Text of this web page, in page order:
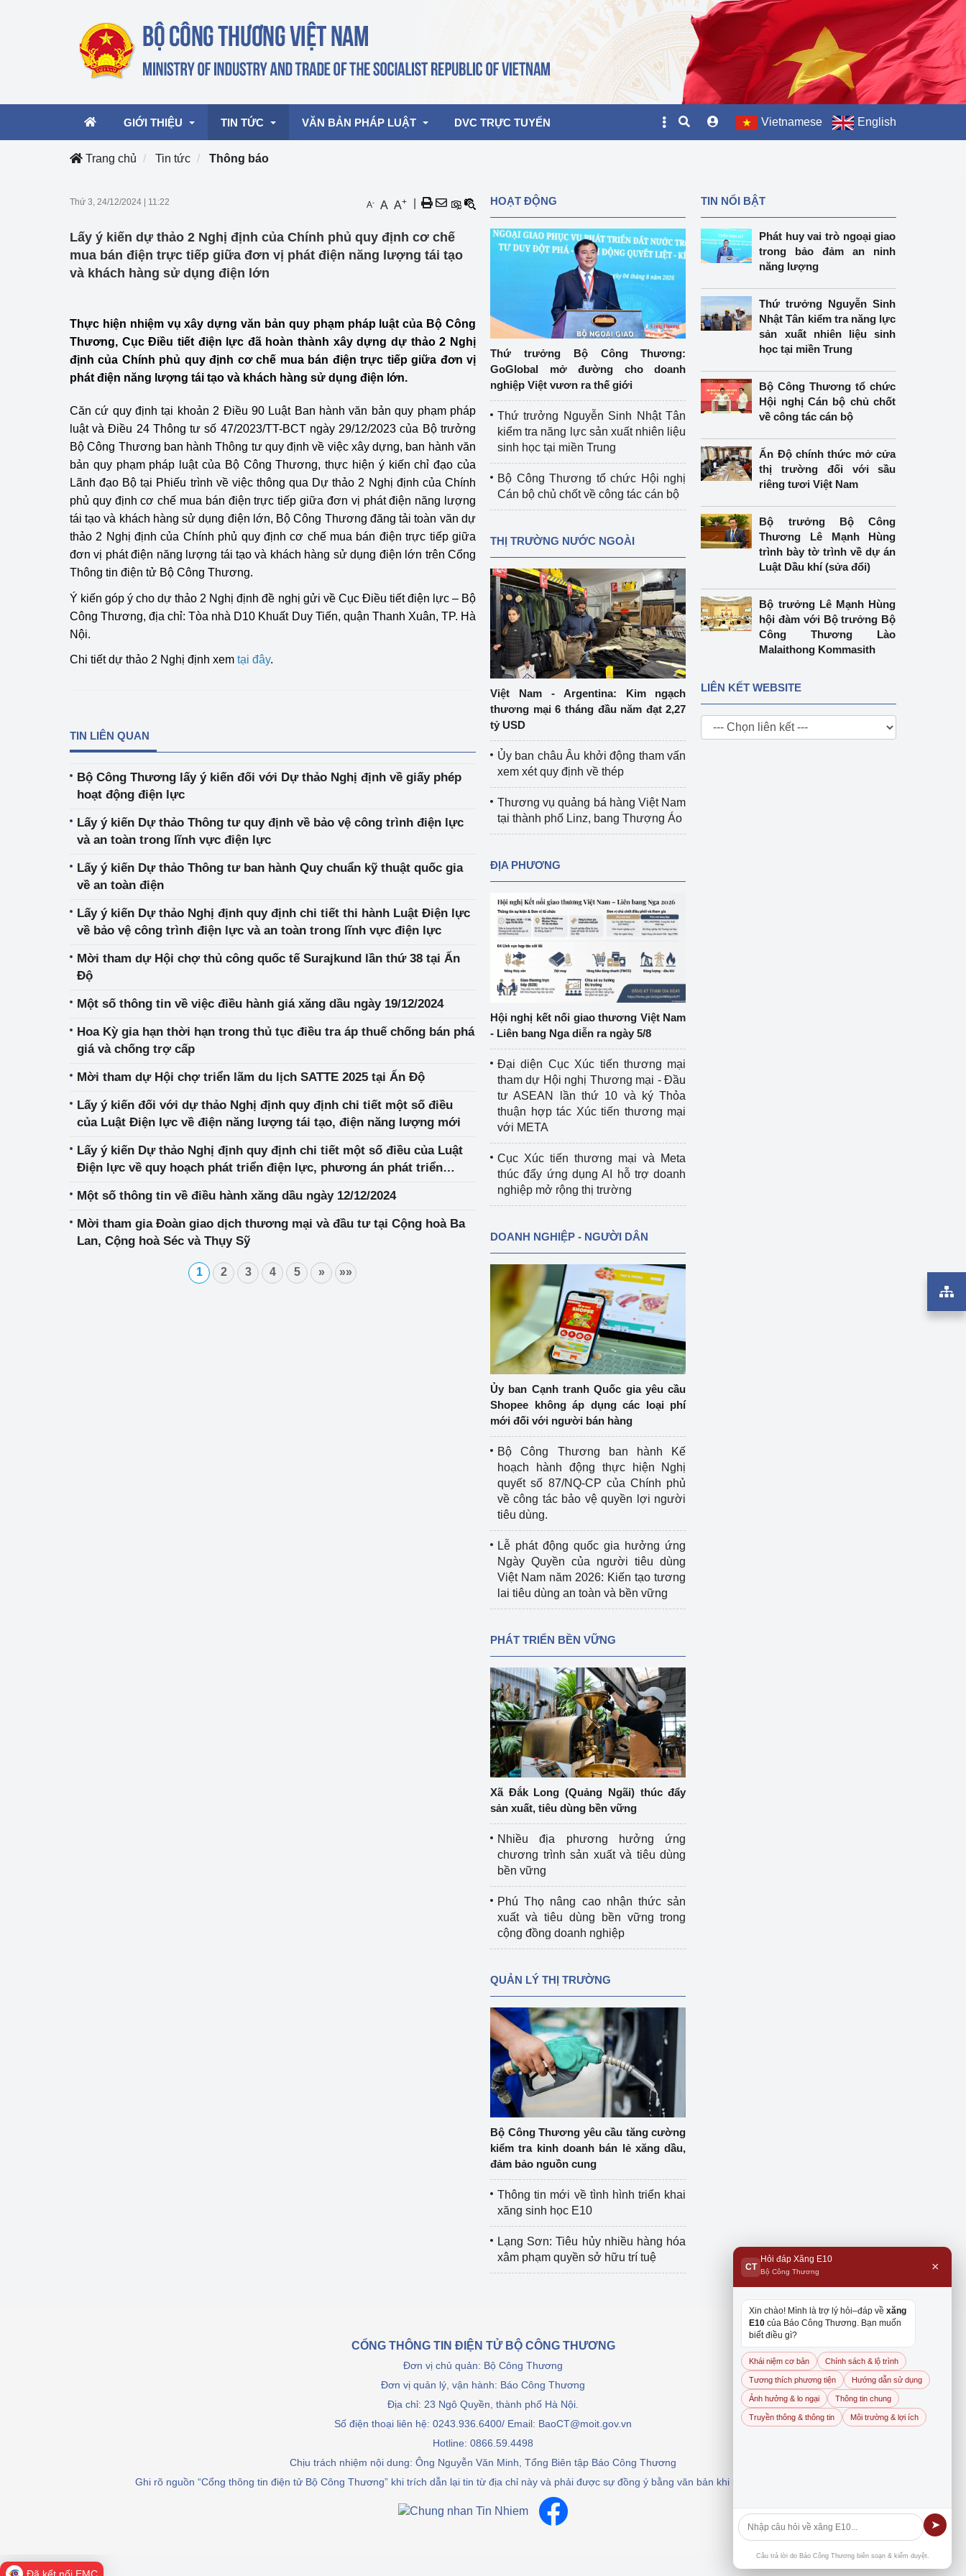
GIỚI THIỆU
Cơ cấu tổ chức
TIN TỨC
Hoạt động của Lãnh đạo Bộ
mại, Dịch vụ Việt Nam 2026
Công Thương 57
Công Thương - Công luận
Họp báo
Thông cáo báo chí
Chuyển đổi số
Bản tin Thị trường Nông Lâm Thủy sản
Phát triển nguồn nhân lực
Phát triển bền vững
Tổ chức kiểm định
Tổ chức kiểm định kỹ thuật an toàn lao
động thuộc thẩm quyền quản lý của
Bộ Công Thương
Tổ chức được cấp GCN đăng ký, hoạt
động kiểm định thiết bị, dụng cụ điện
làm việc ở môi trường không có nguy
hiểm khí, bụi nổ
Cơ sở sản xuất, sửa chữa chai chứa
nghiệp vụ kiểm định kỹ thuật an toàn
Văn hóa ngành Công Thương
Tái cơ cấu ngành Công Thương
Quản lý thị trường
hiệu quả
Văn bản về môi trường
Doanh nghiệp - Người dân
Khu vực miền Nam
Thị trường châu Á – châu Phi
Thị trường châu Âu – châu Mỹ
Thị trường trong nước
Đại hội XIV của Đảng vào cuộc sống
Phát triển công nghiệp Công nghiệp nền tảng
Chính sách
Phát triển năng lượng
VĂN BẢN PHÁP LUẬT
Văn bản hợp nhất
DVC TRỰC TUYẾN Vietnamese English
Trang chủ Tin tức Thông báo
Thứ 3, 24/12/2024 11:22 A- A A+
Lấy ý kiến dự thảo 2 Nghị định của Chính phủ quy định cơ chế
mua bán điện trực tiếp giữa đơn vị phát điện năng lượng tái tạo
và khách hàng sử dụng điện lớn
Thực hiện nhiệm vụ xây dựng văn bản quy phạm pháp luật của Bộ Công
Thương, Cục Điều tiết điện lực đã hoàn thành xây dựng dự thảo 2 Nghị
định của Chính phủ quy định cơ chế mua bán điện trực tiếp giữa đơn vị
phát điện năng lượng tái tạo và khách hàng sử dụng điện lớn.
Căn cứ quy định tại khoản 2 Điều 90 Luật Ban hành văn bản quy phạm pháp
luật và Điều 24 Thông tư số 47/2023/TT-BCT ngày 29/12/2023 của Bộ trưởng
Bộ Công Thương ban hành Thông tư quy định về việc xây dựng, ban hành văn
bản quy phạm pháp luật của Bộ Công Thương, thực hiện ý kiến chỉ đạo của
Lãnh đạo Bộ tại Phiếu trình về việc thông qua Dự thảo 2 Nghị định của Chính
phủ quy định cơ chế mua bán điện trực tiếp giữa đơn vị phát điện năng lượng
tái tạo và khách hàng sử dụng điện lớn, Bộ Công Thương đăng tải toàn văn dự
thảo 2 Nghị định của Chính phủ quy định cơ chế mua bán điện trực tiếp giữa
đơn vị phát điện năng lượng tái tạo và khách hàng sử dụng điện lớn trên Cổng
Thông tin điện tử Bộ Công Thương.
Ý kiến góp ý cho dự thảo 2 Nghị định đề nghị gửi về Cục Điều tiết điện lực – Bộ
Công Thương, địa chỉ: Tòa nhà D10 Khuất Duy Tiến, quận Thanh Xuân, TP. Hà
Nội.
Chi tiết dự thảo 2 Nghị định xem tại đây.
TIN LIÊN QUAN
Bộ Công Thương lấy ý kiến đối với Dự thảo Nghị định về giấy phép
hoạt động điện lực
Lấy ý kiến Dự thảo Thông tư quy định về bảo vệ công trình điện lực
và an toàn trong lĩnh vực điện lực
Lấy ý kiến Dự thảo Thông tư ban hành Quy chuẩn kỹ thuật quốc gia
về an toàn điện
Lấy ý kiến Dự thảo Nghị định quy định chi tiết thi hành Luật Điện lực
về bảo vệ công trình điện lực và an toàn trong lĩnh vực điện lực
Mời tham dự Hội chợ thủ công quốc tế Surajkund lần thứ 38 tại Ấn
Độ
Một số thông tin về việc điều hành giá xăng dầu ngày 19/12/2024
Hoa Kỳ gia hạn thời hạn trong thủ tục điều tra áp thuế chống bán phá
giá và chống trợ cấp
Mời tham dự Hội chợ triển lãm du lịch SATTE 2025 tại Ấn Độ
Lấy ý kiến đối với dự thảo Nghị định quy định chi tiết một số điều
của Luật Điện lực về điện năng lượng tái tạo, điện năng lượng mới
Lấy ý kiến Dự thảo Nghị định quy định chi tiết một số điều của Luật
Điện lực về quy hoạch phát triển điện lực, phương án phát triển
Một số thông tin về điều hành xăng dầu ngày 12/12/2024
Mời tham gia Đoàn giao dịch thương mại và đầu tư tại Cộng hoà Ba
Lan, Cộng hoà Séc và Thụy Sỹ
1 2 3 4 5 » »»
HOẠT ĐỘNG
Thứ trưởng Bộ Công Thương:
GoGlobal mở đường cho doanh
nghiệp Việt vươn ra thế giới
Thứ trưởng Nguyễn Sinh Nhật Tân
kiểm tra năng lực sản xuất nhiên liệu
sinh học tại miền Trung
Bộ Công Thương tổ chức Hội nghị
Cán bộ chủ chốt về công tác cán bộ
THỊ TRƯỜNG NƯỚC NGOÀI
Việt Nam - Argentina: Kim ngạch
thương mại 6 tháng đầu năm đạt 2,27
tỷ USD
Ủy ban châu Âu khởi động tham vấn
xem xét quy định về thép
Thương vụ quảng bá hàng Việt Nam
tại thành phố Linz, bang Thượng Áo
ĐỊA PHƯƠNG
Hội nghị kết nối giao thương Việt Nam
- Liên bang Nga diễn ra ngày 5/8
Đại diện Cục Xúc tiến thương mại
tham dự Hội nghị Thương mại - Đầu
tư ASEAN lần thứ 10 và ký Thỏa
thuận hợp tác Xúc tiến thương mại
với META
Cục Xúc tiến thương mại và Meta
thúc đẩy ứng dụng AI hỗ trợ doanh
nghiệp mở rộng thị trường
DOANH NGHIỆP - NGƯỜI DÂN
Ủy ban Cạnh tranh Quốc gia yêu cầu
Shopee không áp dụng các loại phí
mới đối với người bán hàng
Bộ Công Thương ban hành Kế
hoạch hành động thực hiện Nghị
quyết số 87/NQ-CP của Chính phủ
về công tác bảo vệ quyền lợi người
tiêu dùng.
Lễ phát động quốc gia hưởng ứng
Ngày Quyền của người tiêu dùng
Việt Nam năm 2026: Kiến tạo tương
lai tiêu dùng an toàn và bền vững
PHÁT TRIỂN BỀN VỮNG
Xã Đắk Long (Quảng Ngãi) thúc đẩy
sản xuất, tiêu dùng bền vững
Nhiều địa phương hưởng ứng
chương trình sản xuất và tiêu dùng
bền vững
Phú Thọ nâng cao nhận thức sản
xuất và tiêu dùng bền vững trong
cộng đồng doanh nghiệp
QUẢN LÝ THỊ TRƯỜNG
Bộ Công Thương yêu cầu tăng cường
kiểm tra kinh doanh bán lẻ xăng dầu,
đảm bảo nguồn cung
Thông tin mới về tình hình triển khai
xăng sinh học E10
Lạng Sơn: Tiêu hủy nhiều hàng hóa
xâm phạm quyền sở hữu trí tuệ
TIN NỔI BẬT
Phát huy vai trò ngoại giao
trong bảo đảm an ninh
năng lượng
Thứ trưởng Nguyễn Sinh
Nhật Tân kiểm tra năng lực
sản xuất nhiên liệu sinh
học tại miền Trung
Bộ Công Thương tổ chức
Hội nghị Cán bộ chủ chốt
về công tác cán bộ
Ấn Độ chính thức mở cửa
thị trường đối với sầu
riêng tươi Việt Nam
Bộ trưởng Bộ Công
Thương Lê Mạnh Hùng
trình bày tờ trình về dự án
Luật Dầu khí (sửa đổi)
Bộ trưởng Lê Mạnh Hùng
hội đàm với Bộ trưởng Bộ
Công Thương Lào
Malaithong Kommasith
LIÊN KẾT WEBSITE
CỔNG THÔNG TIN ĐIỆN TỬ BỘ CÔNG THƯƠNG
Đơn vị chủ quản: Bộ Công Thương
Đơn vị quản lý, vận hành: Báo Công Thương
Địa chỉ: 23 Ngô Quyền, thành phố Hà Nội.
Số điện thoại liên hệ: 0243.936.6400/ Email: BaoCT@moit.gov.vn
Hotline: 0866.59.4498
Chịu trách nhiệm nội dung: Ông Nguyễn Văn Minh, Tổng Biên tập Báo Công Thương
Ghi rõ nguồn “Cổng thông tin điện tử Bộ Công Thương” khi trích dẫn lại tin từ địa chỉ này và phải được sự đồng ý bằng văn bản khi khai thác, dẫn nguồn.
CT
Hỏi đáp Xăng E10
Bộ Công Thương ×
Xin chào! Mình là trợ lý hỏi–đáp về xăng
E10 của Báo Công Thương. Bạn muốn
biết điều gì?
Khái niệm cơ bản Chính sách & lộ trình
Tương thích phương tiện Hướng dẫn sử dụng
Ảnh hưởng & lo ngại Thông tin chung
Truyền thông & thông tin Môi trường & lợi ích
➤
Câu trả lời do Báo Công Thương biên soạn & kiểm duyệt.